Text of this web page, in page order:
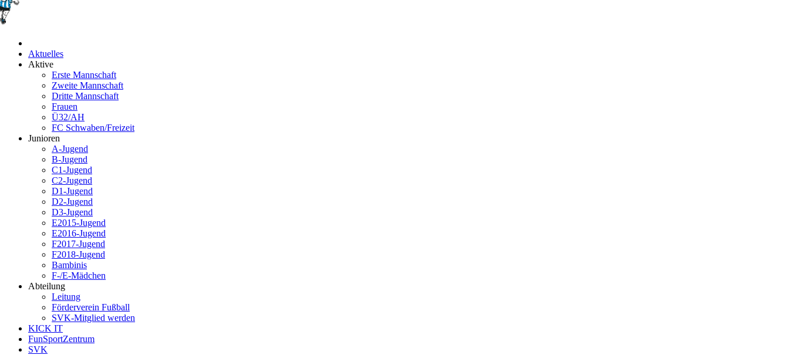
Aktuelles
Aktive
Erste Mannschaft
Zweite Mannschaft
Dritte Mannschaft
Frauen
Ü32/AH
FC Schwaben/Freizeit
Junioren
A-Jugend
B-Jugend
C1-Jugend
C2-Jugend
D1-Jugend
D2-Jugend
D3-Jugend
E2015-Jugend
E2016-Jugend
F2017-Jugend
F2018-Jugend
Bambinis
F-/E-Mädchen
Abteilung
Leitung
Förderverein Fußball
SVK-Mitglied werden
KICK IT
FunSportZentrum
SVK